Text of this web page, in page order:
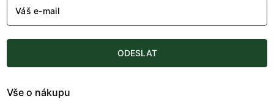
Váš e-mail
ODESLAT
Vše o nákupu